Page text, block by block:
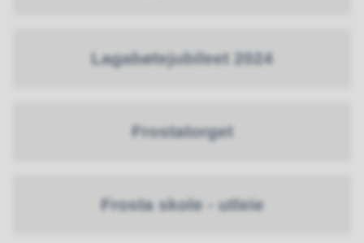
Lagabøtejubileet 2024
Frostatorget
Frosta skole - utleie